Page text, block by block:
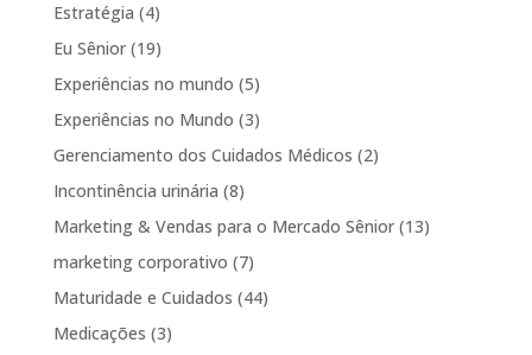
Estratégia (4)
Eu Sênior(19)
Experiências no mundo (5)
Experiências no Mundo (3)
Gerenciamento dos Cuidados Médicos (2)
Incontinência urinária (8)
Marketing & Vendas para o Mercado Sênior(13)
marketing corporativo (7)
Maturidade e Cuidados (44)
Medicações (3)